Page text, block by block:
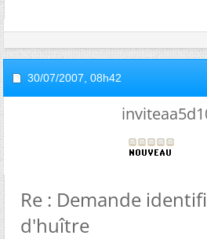
30/07/2007, 08h42
Re : Demande
d'huître